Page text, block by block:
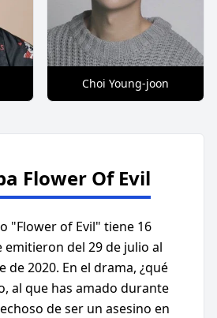
Choi Young-joon
Flower Of Evil
"Flower of Evil" tiene 16
emitieron del 29 de julio al
de 2020. En el drama, ¿qué
al que has amado durante
de ser un asesino en